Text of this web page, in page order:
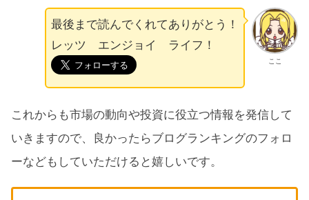
ここ
最後まで読んでくれてありがとう！
レッツ エンジョイ ライフ！
これからも市場の動向や投資に役立つ情報を発信して
いきますので、良かったらブログランキングのフォロ
ーなどもしていただけると嬉しいです。